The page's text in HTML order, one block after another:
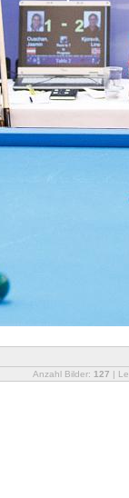
Anzahl Bilder: 127 |